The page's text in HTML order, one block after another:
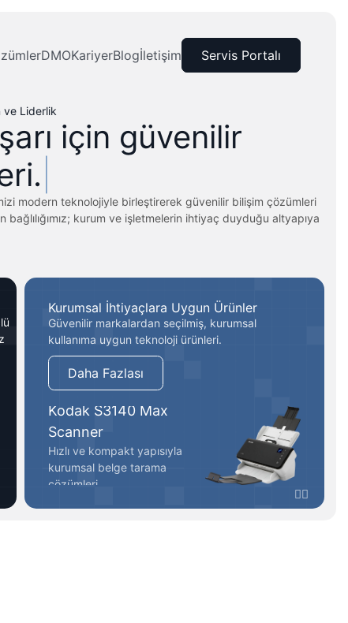
DMOKariyerBlogİletişim Servis Portalı
ve Liderlik
için güvenilir
modern teknolojiyle birleştirerek güvenilir bilişim çözümleri
kurum ve işletmelerin ihtiyaç duyduğu altyapıya
Kurumsal İhtiyaçlara Uygun Ürünler
Güvenilir markalardan seçilmiş, kurumsal
kullanıma uygun teknoloji ürünleri.
Daha Fazlası
Kodak S3140 Max
Scanner
Hızlı ve kompakt yapısıyla
kurumsal belge tarama
çözümleri.